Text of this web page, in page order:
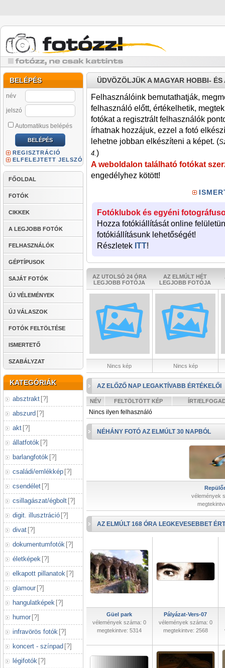
BELÉPÉS
név
jelszó
Automatikus belépés
REGISZTRÁCIÓ
ELFELEJTETT JELSZÓ
FŐOLDAL
FOTÓK
CIKKEK
A LEGJOBB FOTÓK
FELHASZNÁLÓK
GÉPTÍPUSOK
SAJÁT FOTÓK
ÚJ VÉLEMÉNYEK
ÚJ VÁLASZOK
FOTÓK FELTÖLTÉSE
ISMERTETŐ
SZABÁLYZAT
KATEGÓRIÁK
absztrakt [?]
abszurd [?]
akt [?]
állatfotók [?]
barlangfotók [?]
családi/emlékkép [?]
csendélet [?]
csillagászat/égbolt [?]
digit. illusztráció [?]
divat [?]
dokumentumfotók [?]
életképek [?]
elkapott pillanatok [?]
glamour [?]
hangulatképek [?]
humor [?]
infravörös fotók [?]
koncert - színpad [?]
légifotók [?]
ÜDVÖZÖLJÜK A MAGYAR HOBBI-
Felhasználóink bemutathatják,
felhasználó előtt, értékelhetik,
fotókat a regisztrált felhasználók
írhatnak hozzájuk, ezzel a fotó
lehetne jobban elkészíteni a képet. (
4.)
A weboldalon található fotókat
engedélyhez kötött!
Fotóklubok és egyéni
Hozza fotókiállítását online
fotókiállításunk lehetőségét!
Részletek ITT!
AZ UTOLSÓ 24 ÓRA
LEGJOBB FOTÓJA
AZ ELMÚLT HÉT
LEGJOBB FOTÓJA
Nincs kép Nincs kép
AZ ELŐZŐ NAP LEGAKTÍVABB ÉRTÉKELŐI
NÉV FELTÖLTÖTT KÉP ÍRT/
Nincs ilyen felhasználó
NÉHÁNY FOTÓ AZ ELMÚLT 30 NAPBÓL
vélemények
AZ ELMÚLT 168 ÓRA LEGKEVESEBBET
Güel park
vélemények száma: 0
megtekintve: 5314
Pályázat-Vers-07
vélemények száma: 0
megtekintve: 2568